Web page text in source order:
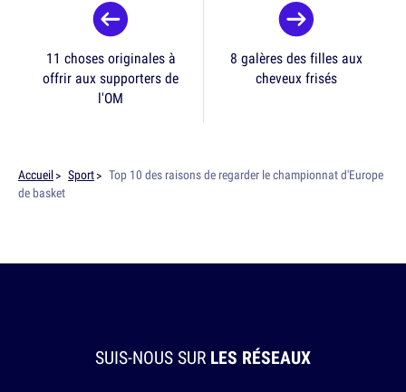
11 choses originales à
offrir aux supporters de
l'OM
8 galères des filles aux
cheveux frisés
Accueil Sport
Top 10 des raisons de regarder le championnat d'Europe
de basket
SUIS-NOUS SUR LES RÉSEAUX